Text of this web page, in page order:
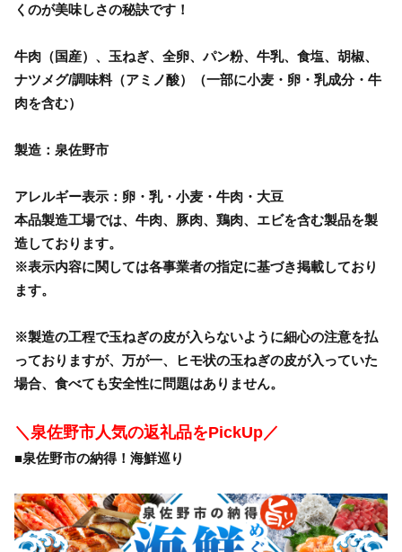
くのが美味しさの秘訣です！
牛肉（国産）、玉ねぎ、全卵、パン粉、牛乳、食塩、胡椒、
ナツメグ/調味料（アミノ酸）（一部に小麦・卵・乳成分・牛
肉を含む）
製造：泉佐野市
アレルギー表示：卵・乳・小麦・牛肉・大豆
本品製造工場では、牛肉、豚肉、鶏肉、エビを含む製品を製
造しております。
※表示内容に関しては各事業者の指定に基づき掲載しており
ます。
※製造の工程で玉ねぎの皮が入らないように細心の注意を払
っておりますが、万が一、ヒモ状の玉ねぎの皮が入っていた
場合、食べても安全性に問題はありません。
＼泉佐野市人気の返礼品をPickUp／
■泉佐野市の納得！海鮮巡り